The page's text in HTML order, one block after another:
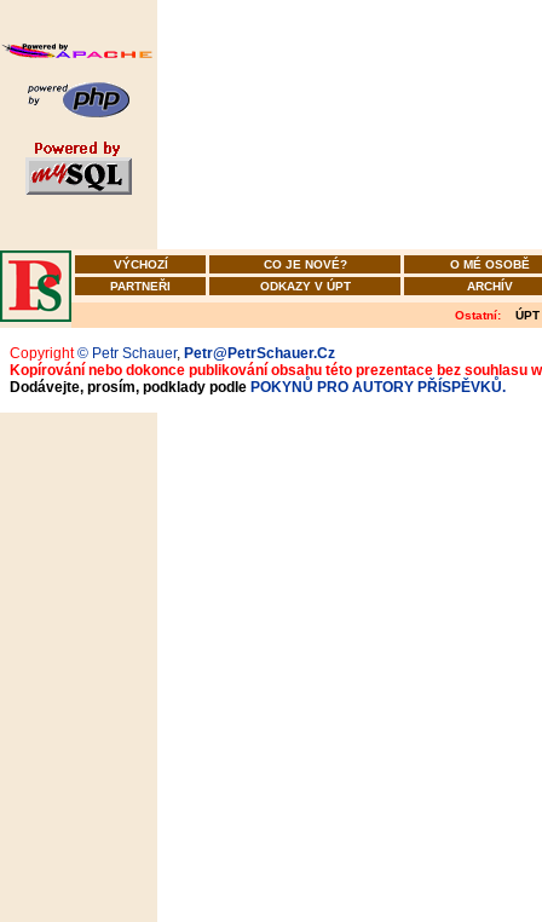
VÝCHOZÍ CO JE NOVÉ?
O MÉ OSOBĚ
PARTNEŘI
ODKAZY V ÚPT ARCHÍV
Ostatní: ÚPT
Copyright© Petr Schauer, Petr@PetrSchauer.Cz
Kopírování nebo dokonce publikování obsahu této prezentace bez souhlasu
Dodávejte, prosím, podklady podle POKYNŮ PRO AUTORY PŘÍSPĚVKŮ.